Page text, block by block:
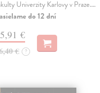
Univerzity Karlovy v Praze.…
do 12 dní
€
€ ?